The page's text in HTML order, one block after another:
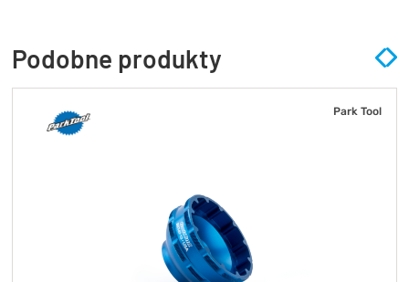
Podobne produkty
Park Tool